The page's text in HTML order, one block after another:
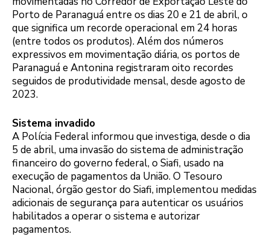
Porto de Paranaguá entre os dias 20 e 21 de abril, o
que significa um recorde operacional em 24 horas
(entre todos os produtos). Além dos números
expressivos em movimentação diária, os portos de
Paranaguá e Antonina registraram oito recordes
seguidos de produtividade mensal, desde agosto de
2023.
Sistema invadido
A Polícia Federal informou que investiga, desde o dia
5 de abril, uma invasão do sistema de administração
financeiro do governo federal, o Siafi, usado na
execução de pagamentos da União. O Tesouro
Nacional, órgão gestor do Siafi, implementou medidas
adicionais de segurança para autenticar os usuários
habilitados a operar o sistema e autorizar
pagamentos.